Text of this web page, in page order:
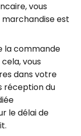
vous
est
la commande
vous
dans votre
réception du
le délai de